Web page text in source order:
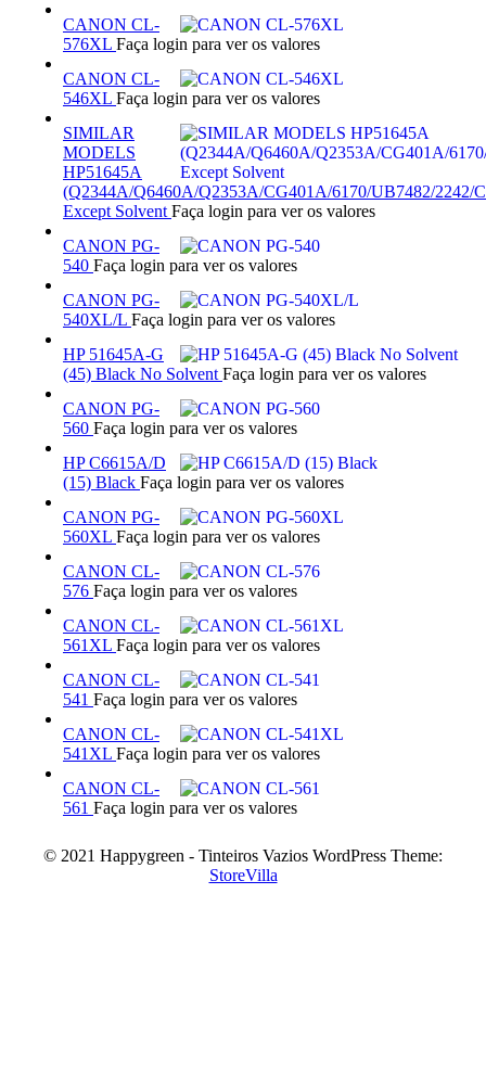
CANON CL-
576XL Faça login para ver os valores
CANON CL-
546XL Faça login para ver os valores
SIMILAR
MODELS
HP51645A
(Q2344A/Q6460A/Q2353A/CG401A/6170/UB7482/
Except Solvent Faça login para ver os valores
CANON PG-
540 Faça login para ver os valores
CANON PG-
540XL/L Faça login para ver os valores
HP 51645A-G
(45) Black No Solvent Faça login para ver os valores
CANON PG-
560 Faça login para ver os valores
HP C6615A/D
(15) Black Faça login para ver os valores
CANON PG-
560XL Faça login para ver os valores
CANON CL-
576 Faça login para ver os valores
CANON CL-
561XL Faça login para ver os valores
CANON CL-
541 Faça login para ver os valores
CANON CL-
541XL Faça login para ver os valores
CANON CL-
561 Faça login para ver os valores
© 2021 Happygreen - Tinteiros Vazios WordPress Theme:
StoreVilla